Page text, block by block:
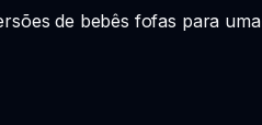
de bebês fofas para uma